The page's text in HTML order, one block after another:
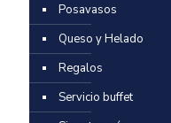
Posavasos
Queso y Helado
Regalos
Servicio buffet